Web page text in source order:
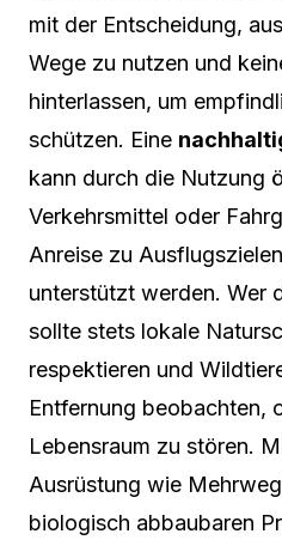
mit der Entscheidung,
Wege zu nutzen und
hinterlassen, um
schützen. Eine
kann durch die Nutzung
Verkehrsmittel oder
Anreise zu
unterstützt werden. Wer
sollte stets lokale
respektieren und
Entfernung beobachten,
Lebensraum zu stören.
Ausrüstung wie
biologisch abbaubaren